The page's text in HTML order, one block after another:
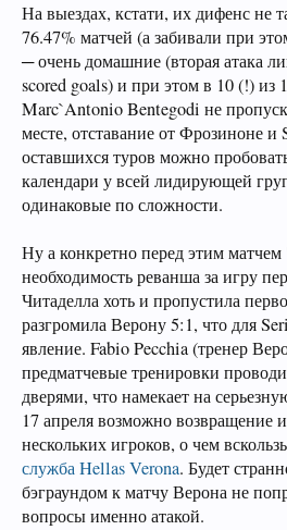
На выездах, кстати, их дифенс не
76.47% матчей (а забивали при
─ очень домашние (вторая атака
scored goals) и при этом в 10 (!) из
Marc`Antonio Bentegodi не
месте, отставание от Фрозиноне и
оставшихся туров можно
календари у всей лидирующей
одинаковые по сложности.
Ну а конкретно перед этим
необходимость реванша за игру
Читаделла хоть и пропустила
разгромила Верону 5:1, что для
явление. Fabio Pecchia (тренер
предматчевые тренировки
дверями, что намекает на
17 апреля возможно возвращение
нескольких игроков, о чем
служба Hellas Verona. Будет
бэграундом к матчу Верона не
вопросы именно атакой.